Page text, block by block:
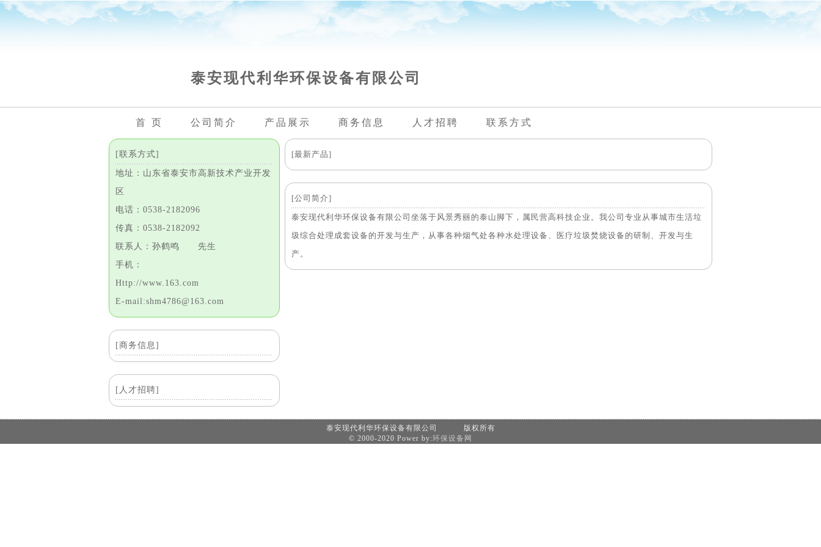
泰安现代利华环保设备有限公司
首 页 公司简介 产品展示 商务信息 人才招聘 联系方式
[联系方式]
地址：山东省泰安市高新技术产业开发
区
电话：0538-2182096
传真：0538-2182092
联系人：孙鹤鸣 先生
手机：
Http://www.163.com
E-mail:shm4786@163.com
[商务信息]
[人才招聘]
[最新产品]
[公司简介]
泰安现代利华环保设备有限公司坐落于风景秀丽的泰山脚下，属民营高科技企业。我公司专业从事城市生活垃
圾综合处理成套设备的开发与生产，从事各种烟气处各种水处理设备、医疗垃圾焚烧设备的研制、开发与生
产。
泰安现代利华环保设备有限公司 版权所有
© 2000-2020 Power by:环保设备网